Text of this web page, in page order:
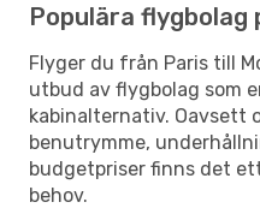
Populära
Flyger du från Paris till
utbud av flygbolag som
kabinalternativ. Oavsett
benutrymme,
budgetpriser finns det
behov.